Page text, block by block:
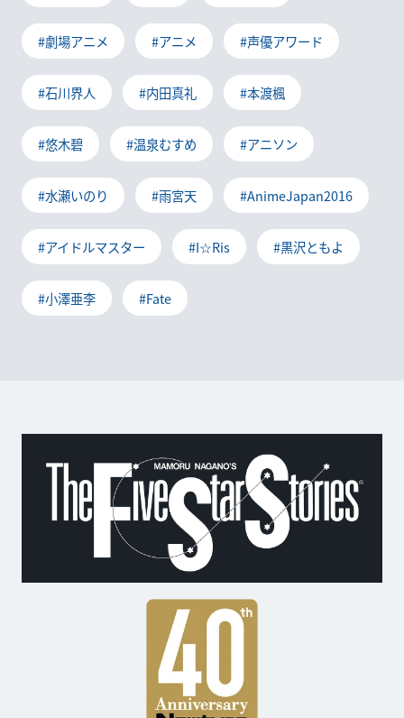
#劇場アニメ #アニメ #声優アワード
#石川界人 #内田真礼 #本渡楓
#悠木碧 #温泉むすめ #アニソン
#水瀬いのり #雨宮天 #AnimeJapan2016
#アイドルマスター #I☆Ris #黒沢ともよ
#小澤亜李 #Fate